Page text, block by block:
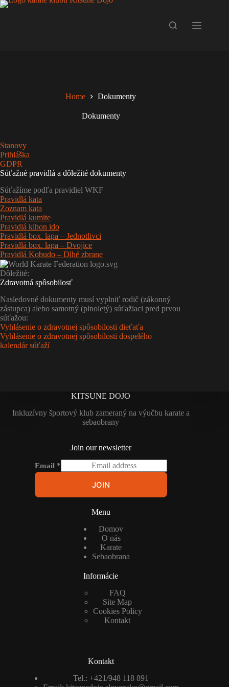
Skip
Home Dokumenty
Dokumenty
Stanovy
Prihláška
GDPR
Súťažné pravidlá a dôležité dokumenty
Súťažíme podľa pravidiel WKF
Pravidlá kata
Zoznam kata
Pravidlá kumite
Pravidlá kihon ido
Pravidlá box. lapa – Jednotlivci
Pravidlá box. lapa – Dvojice
Pravidlá Kobudo – Dlhé zbrane
Dôležité:
Zdravotná spôsobilosť
Nasledovné dokumenty musí vyplniť rodič (zákonný
zástupca) alebo samotný (plnoletý) súťažiaci pred prvou
súťažou:
Vyhlásenie o zdravotnej spôsobilosti dieťaťa
Vyhlásenie o zdravotnej spôsobilosti dospelého
kalendár súťaží
KITSUNE DOJO
Inkluzívny športový klub zameraný na výučbu karate a
sebaobrany
Join our newsletter
Email *
JOIN
Menu
Domov
O nás
Karate
Sebaobrana
Informácie
FAQ
Site Map
Cookies Policy
Kontakt
Kontakt
Tel.: +421/948 118 891